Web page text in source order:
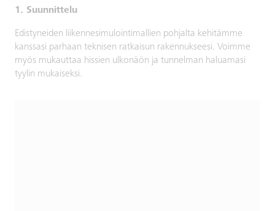
1. Suunnittelu
Edistyneiden liikennesimulointimallien pohjalta kehitämme
kanssasi parhaan teknisen ratkaisun rakennukseesi. Voimme
myös mukauttaa hissien ulkonäön ja tunnelman haluamasi
tyylin mukaiseksi.